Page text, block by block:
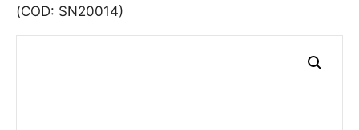
(COD: SN20014)